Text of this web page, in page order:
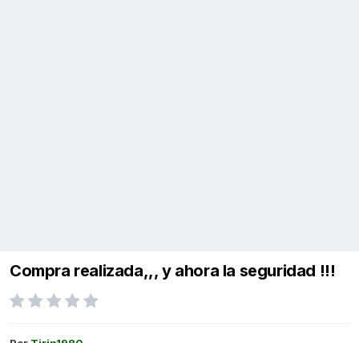
Compra realizada,,, y ahora la seguridad !!!